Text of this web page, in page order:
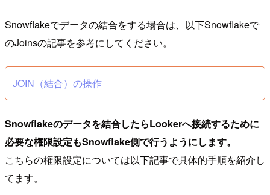
Snowflakeでデータの結合をする場合は、以下Snowflakeで
のJoinsの記事を参考にしてください。
JOIN（結合）の操作
Snowflakeのデータを結合したらLookerへ接続するために
必要な権限設定もSnowflake側で行うようにします。
こちらの権限設定については以下記事で具体的手順を紹介し
てます。